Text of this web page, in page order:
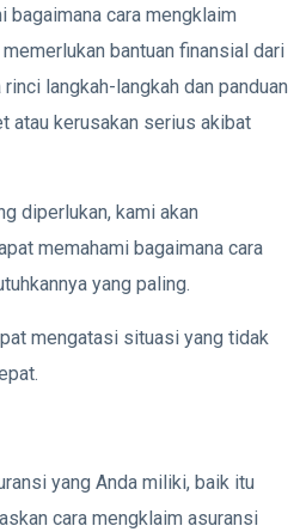
cara mengklaim
bantuan finansial dari
langkah-langkah dan panduan
atau kerusakan serius akibat
diperlukan, kami akan
memahami bagaimana cara
yang paling.
mengatasi situasi yang tidak
yang Anda miliki, baik itu
cara mengklaim asuransi